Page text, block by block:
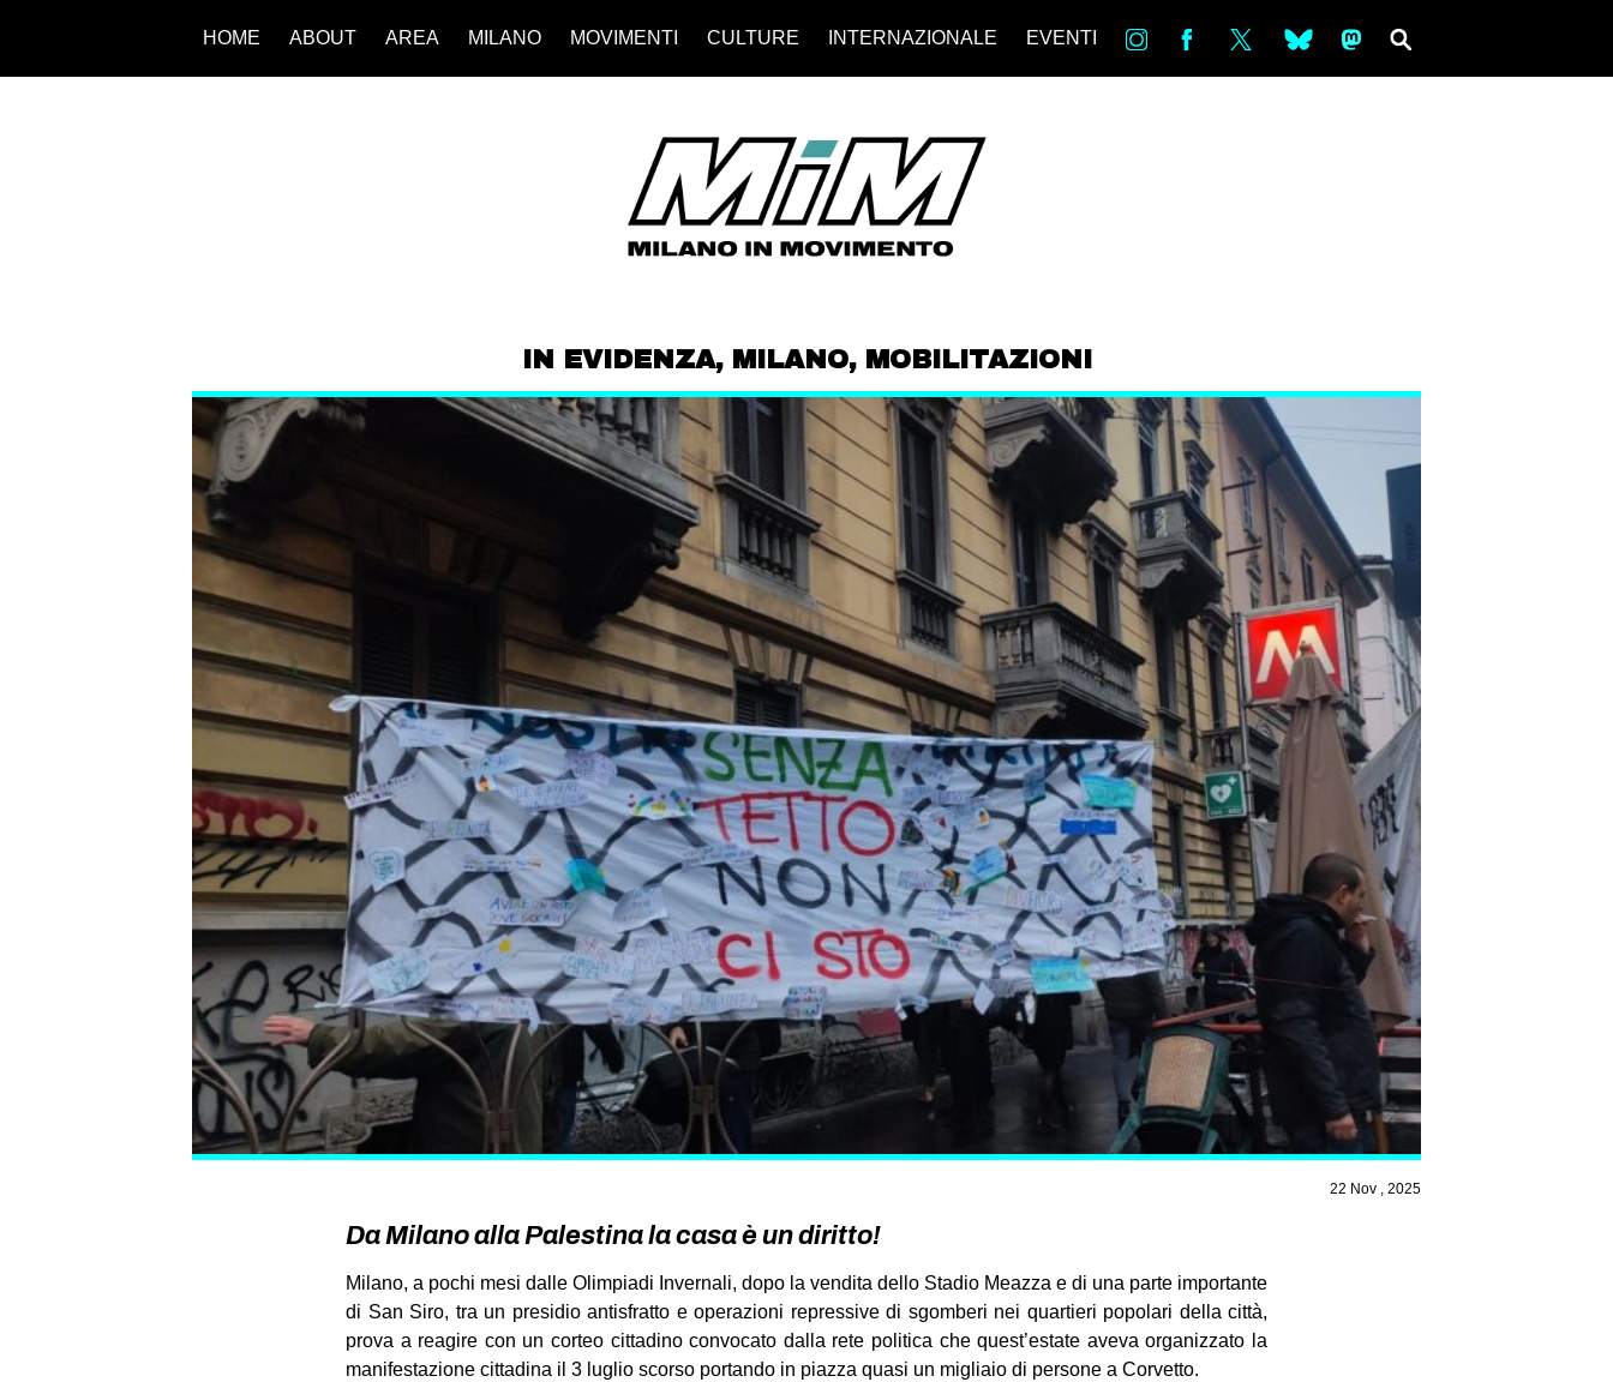
HOME ABOUT AREA MILANO MOVIMENTI CULTURE INTERNAZIONALE EVENTI in bsky ms
IN EVIDENZA, MILANO, MOBILITAZIONI
22 Nov , 2025
Da Milano alla Palestina la casa è un diritto!
Milano, a pochi mesi dalle Olimpiadi Invernali, dopo la vendita dello Stadio Meazza e di una parte importante
di San Siro, tra un presidio antisfratto e operazioni repressive di sgomberi nei quartieri popolari della città,
prova a reagire con un corteo cittadino convocato dalla rete politica che quest’estate aveva organizzato la
manifestazione cittadina il 3 luglio scorso portando in piazza quasi un migliaio di persone a Corvetto.